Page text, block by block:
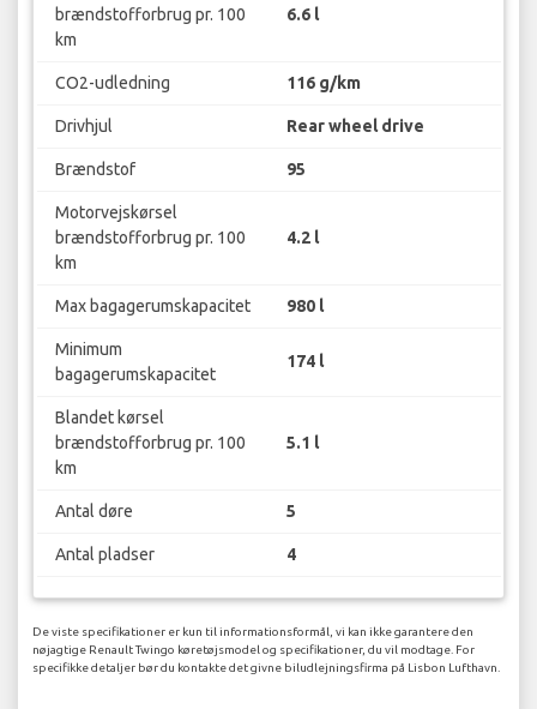
brændstofforbrug pr. 100
km
6.6 l
CO2-udledning 116 g/km
Drivhjul Rear wheel drive
Brændstof 95
Motorvejskørsel
brændstofforbrug pr. 100
km
4.2 l
Max bagagerumskapacitet 980 l
Minimum
bagagerumskapacitet
174 l
Blandet kørsel
brændstofforbrug pr. 100
km
5.1 l
Antal døre 5
Antal pladser 4
De viste specifikationer er kun til informationsformål, vi kan ikke garantere den
nøjagtige Renault Twingo køretøjsmodel og specifikationer, du vil modtage. For
specifikke detaljer bør du kontakte det givne biludlejningsfirma på Lisbon Lufthavn.